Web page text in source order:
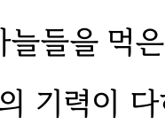
들을 먹
기력이